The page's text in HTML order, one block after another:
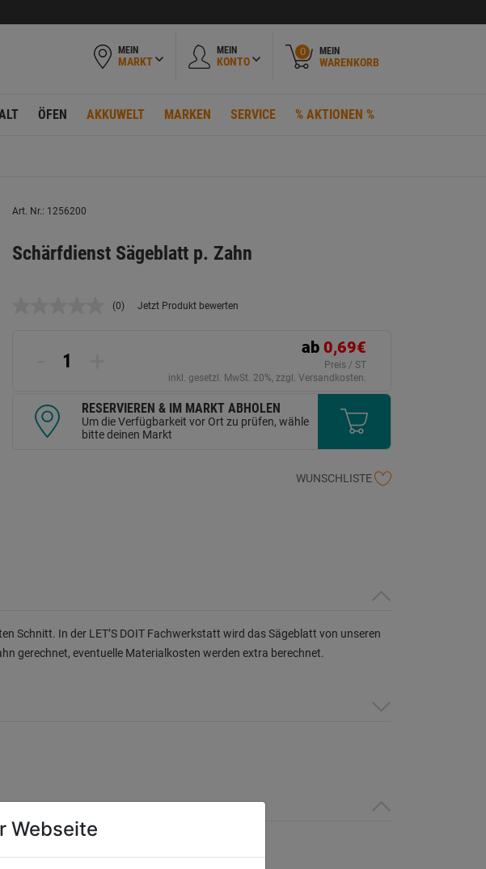
MEIN
MARKT
MEIN
KONTO
0 MEIN
WARENKORB
ÖFEN AKKUWELT MARKEN SERVICE % AKTIONEN %
Art. Nr.: 1256200
Schärfdienst Sägeblatt p. Zahn
Kein
(0) Jetzt Produkt bewerten
ab 0,69€
Preis / ST
inkl. gesetzl. MwSt. 20%, zzgl. Versandkosten.
RESERVIEREN & IM MARKT ABHOLEN
Um die Verfügbarkeit vor Ort zu prüfen, wähle
bitte deinen Markt
WUNSCHLISTE
Schnitt. In der LET’S DOIT Fachwerkstatt wird das Sägeblatt von unseren
gerechnet, eventuelle Materialkosten werden extra berechnet.
Webseite